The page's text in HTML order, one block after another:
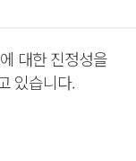
대한 진정성을
있습니다.